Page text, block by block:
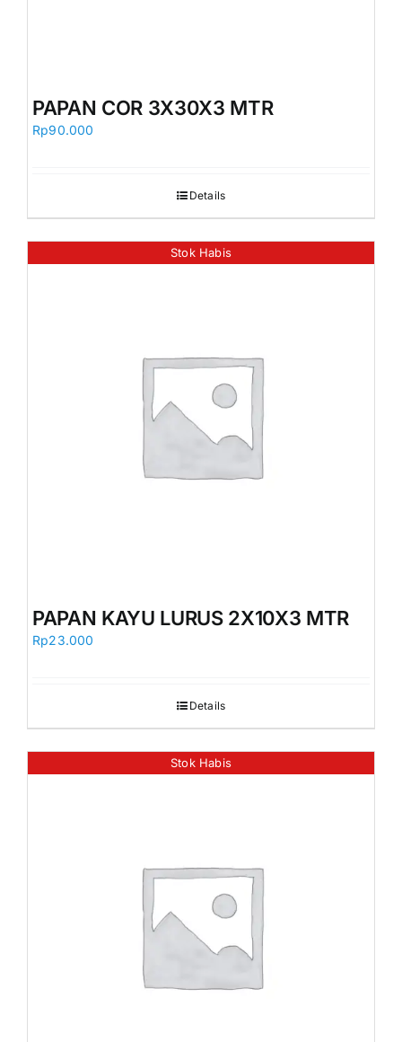
PAPAN COR 3X30X3 MTR
Rp90.000
Details
Stok Habis
PAPAN KAYU LURUS 2X10X3 MTR
Rp23.000
Details
Stok Habis